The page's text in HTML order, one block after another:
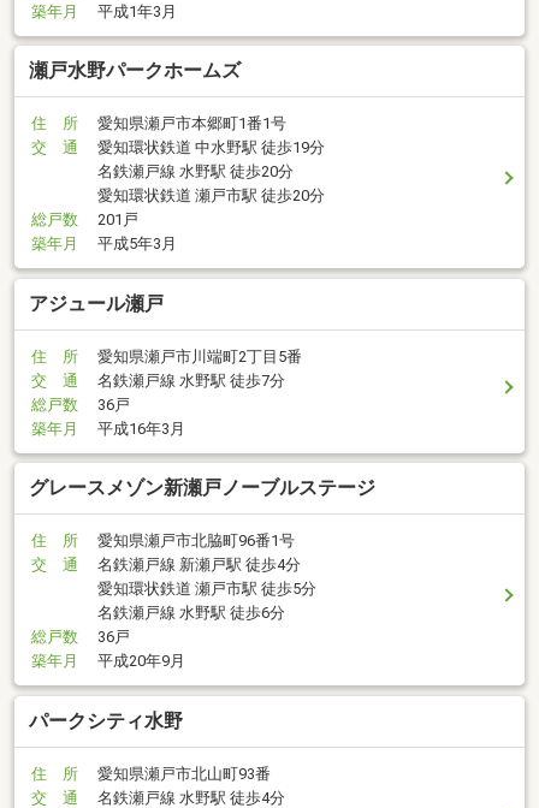
築年月
平成1年3月
瀬戸水野パークホームズ
住 所
愛知県瀬戸市本郷町1番1号
交 通
愛知環状鉄道 中水野駅 徒歩19分
名鉄瀬戸線 水野駅 徒歩20分
愛知環状鉄道 瀬戸市駅 徒歩20分
総戸数
201戸
築年月
平成5年3月
アジュール瀬戸
住 所
愛知県瀬戸市川端町2丁目5番
交 通
名鉄瀬戸線 水野駅 徒歩7分
総戸数
36戸
築年月
平成16年3月
グレースメゾン新瀬戸ノーブルステージ
住 所
愛知県瀬戸市北脇町96番1号
交 通
名鉄瀬戸線 新瀬戸駅 徒歩4分
愛知環状鉄道 瀬戸市駅 徒歩5分
名鉄瀬戸線 水野駅 徒歩6分
総戸数
36戸
築年月
平成20年9月
パークシティ水野
住 所
愛知県瀬戸市北山町93番
交 通
名鉄瀬戸線 水野駅 徒歩4分